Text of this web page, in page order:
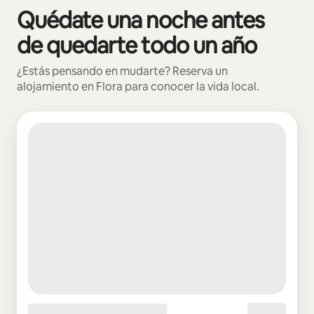
Quédate una noche antes
de quedarte todo un año
¿Estás pensando en mudarte? Reserva un
alojamiento en Flora para conocer la vida local.
Se muestran0 de 0 elementos